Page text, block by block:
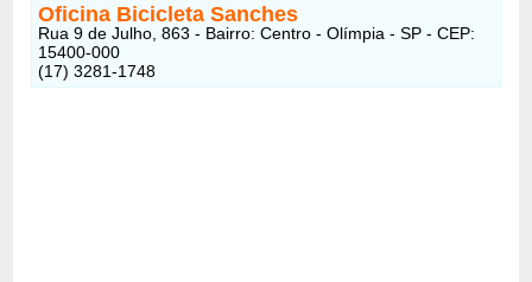
Oficina Bicicleta Sanches
Rua 9 de Julho, 863 - Bairro: Centro - Olímpia - SP - CEP:
15400-000
(17) 3281-1748